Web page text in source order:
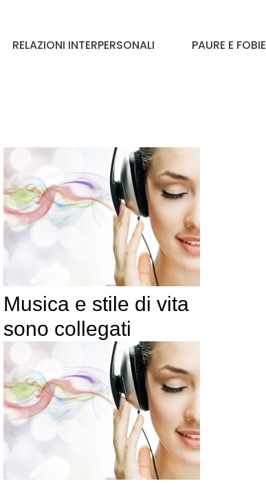
RELAZIONI INTERPERSONALI PAURE E FOBIE
Musica e stile di vita
sono collegati